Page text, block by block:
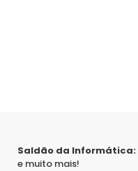
Saldão da Informática:
e muito mais!